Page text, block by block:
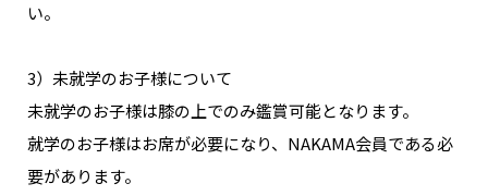
い。
3）未就学のお子様について
未就学のお子様は膝の上でのみ鑑賞可能となります。
就学のお子様はお席が必要になり、NAKAMA会員である必
要があります。